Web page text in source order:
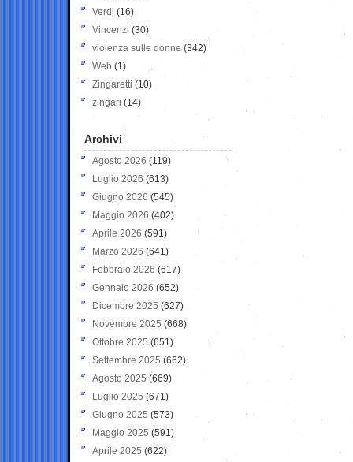
Verdi (16)
Vincenzi (30)
violenza sulle donne (342)
Web (1)
Zingaretti (10)
zingari (14)
Archivi
Agosto 2026 (119)
Luglio 2026 (613)
Giugno 2026 (545)
Maggio 2026 (402)
Aprile 2026 (591)
Marzo 2026 (641)
Febbraio 2026 (617)
Gennaio 2026 (652)
Dicembre 2025 (627)
Novembre 2025 (668)
Ottobre 2025 (651)
Settembre 2025 (662)
Agosto 2025 (669)
Luglio 2025 (671)
Giugno 2025 (573)
Maggio 2025 (591)
Aprile 2025 (622)